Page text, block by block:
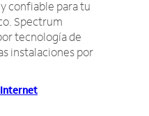
confiable para tu
Spectrum
tecnología de
instalaciones por